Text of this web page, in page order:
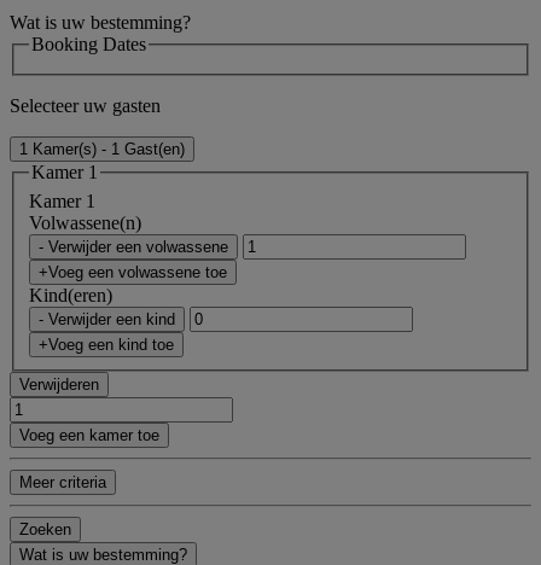
Wat is uw bestemming?
Booking Dates
Selecteer uw gasten
1 Kamer(s) - 1 Gast(en)
Kamer 1
Kamer 1
Volwassene(n)
- Verwijder een volwassene
+Voeg een volwassene toe
Kind(eren)
- Verwijder een kind
+Voeg een kind toe
Verwijderen
Voeg een kamer toe
Meer criteria
Zoeken
Wat is uw bestemming?